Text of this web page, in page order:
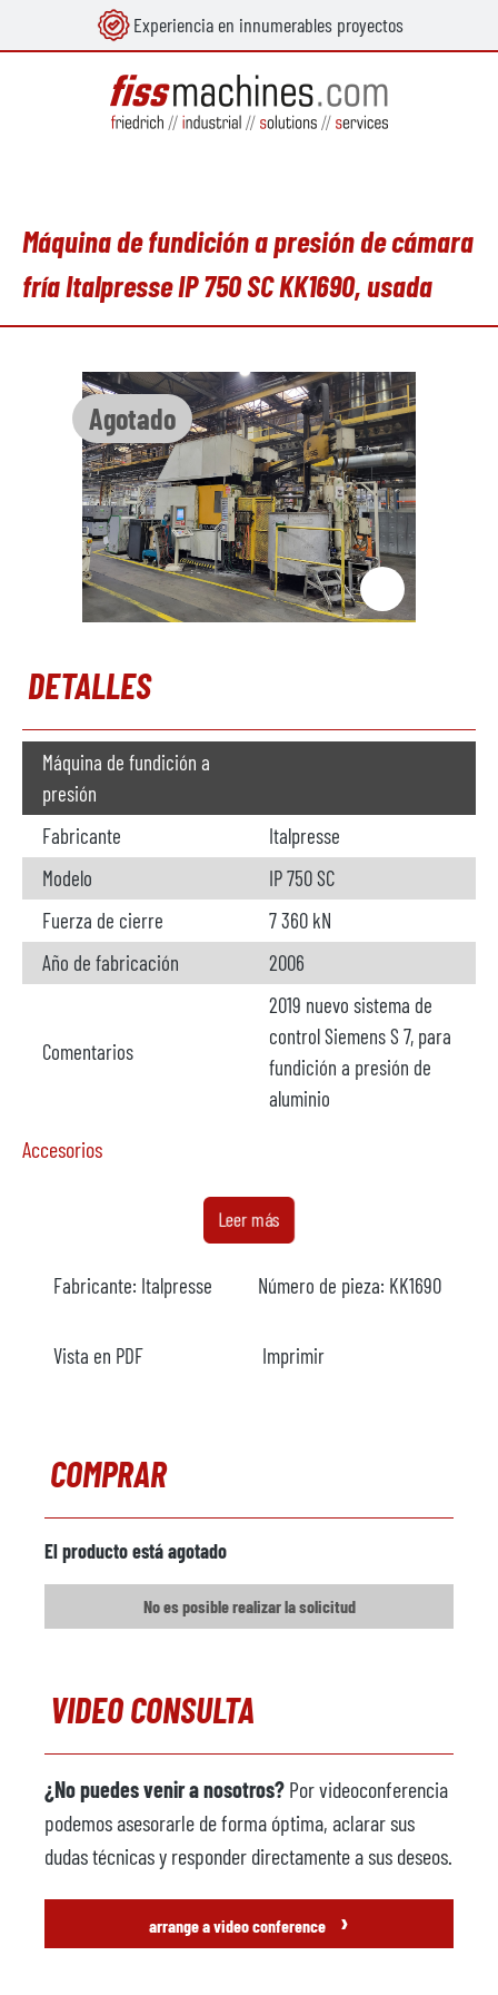
principal Experiencia en innumerables proyectos
Máquina de fundición a presión de cámara
fría Italpresse IP 750 SC KK1690, usada
Agotado
Omitir galería de imágenes
DETALLES
Máquina de fundición a
presión
Fabricante
Italpresse
Modelo
IP 750 SC
Fuerza de cierre
7 360 kN
Año de fabricación
2006
Comentarios
2019 nuevo sistema de
control Siemens S 7, para
fundición a presión de
aluminio
Accesorios
no disponible
Modelo
Año
Fabricante
Modelo
CAM CL1
Año
Máquina pulverizadora
disponible
Modelo
Año
2013
Robot de fundición
disponible
Fabricante
ABB
2013
Leer más
Fabricante: Italpresse Número de pieza: KK1690
Vista en PDF Imprimir
COMPRAR
El producto está agotado
No es posible realizar la solicitud
VIDEO CONSULTA
¿No puedes venir a nosotros? Por videoconferencia
podemos asesorarle de forma óptima, aclarar sus
dudas técnicas y responder directamente a sus deseos.
arrange a video conference ›